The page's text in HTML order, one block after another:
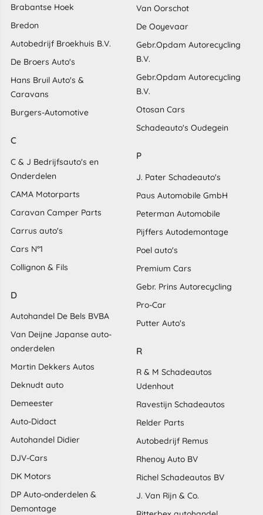
Brabantse Hoek
Bredon
Autobedrijf Broekhuis B.V.
De Broers Auto's
Hans Bruil Auto's &
Caravans
Burgers-Automotive
C
C & J Bedrijfsauto's en
Onderdelen
CAMA Motorparts
Caravan Camper Parts
Carrus auto's
Cars N°1
Collignon & Fils
D
Autohandel De Bels BVBA
Van Deijne Japanse auto-
onderdelen
Martin Dekkers Autos
Deknudt auto
Demeester
Auto-Didact
Autohandel Didier
DJV-Cars
DK Motors
DP Auto-onderdelen &
Demontage
Van Oorschot
De Ooyevaar
Gebr.Opdam Autorecycling
B.V.
Gebr.Opdam Autorecycling
B.V.
Otosan Cars
Schadeauto's Oudegein
P
J. Pater Schadeauto's
Paus Automobile GmbH
Peterman Automobile
Pijffers Autodemontage
Poel auto's
Premium Cars
Gebr. Prins Autorecycling
Pro-Car
Putter Auto's
R
R & M Schadeautos
Udenhout
Ravestijn Schadeautos
Relder Parts
Autobedrijf Remus
Rhenoy Auto BV
Richel Schadeautos BV
J. Van Rijn & Co.